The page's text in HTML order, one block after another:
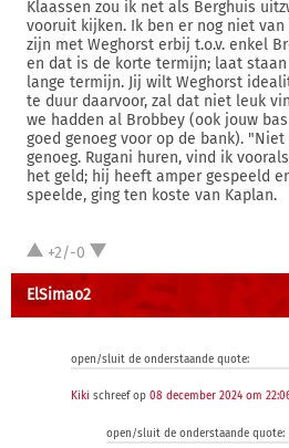
Klaassen zou ik net als Berghuis
vooruit kijken. Ik ben er nog niet
zijn met Weghorst erbij t.o.v. enkel
en dat is de korte termijn; laat
lange termijn. Jij wilt Weghorst
te duur daarvoor, zal dat niet leuk
we hadden al Brobbey (ook jouw
goed genoeg voor op de bank).
genoeg. Rugani huren, vind ik
het geld; hij heeft amper gespeeld
speelde, ging ten koste van Kaplan.
+2/-0
ElSimao2
open/sluit de onderstaande quote:
Kiki schreef op 08 december 2024 om
open/sluit de onderstaande quote: